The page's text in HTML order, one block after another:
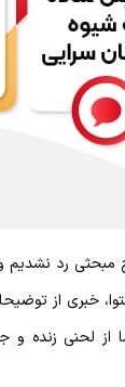
مبحثی رد
خبری از
از لحنی زنده و